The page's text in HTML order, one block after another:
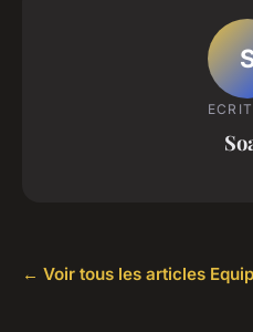
← Voir tous les articles